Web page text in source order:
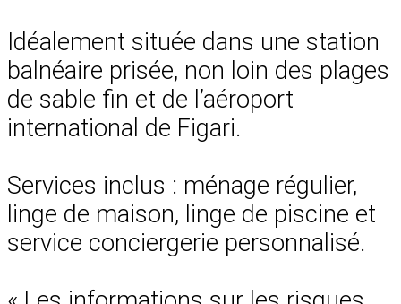
Idéalement située dans une station
balnéaire prisée, non loin des plages
de sable fin et de l’aéroport
international de Figari.
Services inclus : ménage régulier,
linge de maison, linge de piscine et
service conciergerie personnalisé.